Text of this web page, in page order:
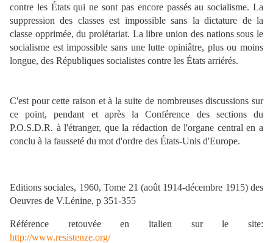
contre les États qui ne sont pas encore passés au socialisme. La
suppression des classes est impossible sans la dictature de la
classe opprimée, du prolétariat. La libre union des nations sous le
socialisme est impossible sans une lutte opiniâtre, plus ou moins
longue, des Républiques socialistes contre les États arriérés.
C'est pour cette raison et à la suite de nombreuses discussions sur
ce point, pendant et après la Conférence des sections du
P.O.S.D.R. à l'étranger, que la rédaction de l'organe central en a
conclu à la fausseté du mot d'ordre des États-Unis d'Europe.
Editions sociales, 1960, Tome 21 (août 1914-décembre 1915) des
Oeuvres de V.Lénine, p 351-355
Référence retouvée en italien sur le site:
http://www.resistenze.org/